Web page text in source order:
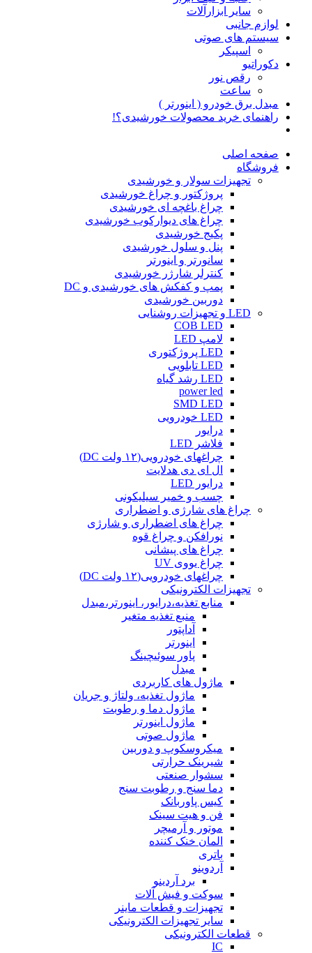
سایر ابزارآلات
لوازم جانبی
سیستم های صوتی
اسپیکر
دکوراتیو
رقص نور
ساعت
مبدل برق خودرو ( اینورتر )
راهنمای خرید محصولات خورشیدی؟!
صفحه اصلی
فروشگاه
تجهیزات سولار و خورشیدی
پروژکتور و چراغ خورشیدی
چراغ باغچه ای خورشیدی
چراغ های دیوارکوب خورشیدی
پکیج خورشیدی
پنل و سلول خورشیدی
سانورتر و اینورتر
کنترلر شارژر خورشیدی
پمپ و کفکش های خورشیدی و DC
دوربین خورشیدی
LED و تجهیزات روشنایی
COB LED
لامپ LED
LED پروژکتوری
LED تابلویی
LED رشد گیاه
power led
SMD LED
LED خودرویی
درایور
فلاشر LED
چراغهای خودرویی(۱۲ ولت DC)
ال ای دی هدلایت
درایور LED
چسب و خمیر سیلیکونی
چراغ های شارژی و اضطراری
چراغ های اضطراری و شارژی
نورافکن و چراغ قوه
چراغ های پیشانی
چراغ یووی UV
چراغهای خودرویی(۱۲ ولت DC)
تجهیزات الکترونیکی
منابع تغذیه،درایور، اینورتر،مبدل
منبع تغذیه متغیر
آداپتور
اینورتر
پاور سوئیچینگ
مبدل
ماژول های کاربردی
ماژول تغذیه، ولتاژ و جریان
ماژول دما و رطوبت
ماژول اینورتر
ماژول صوتی
میکروسکوپ و دوربین
شیرینک حرارتی
سشوار صنعتی
دما سنج و رطوبت سنج
کیس پاوربانک
فن و هیت سینک
موتور و آرمیچر
المان خنک کننده
باتری
آردوینو
برد آردینو
سوکت و فیش آلات
تجهیزات و قطعات ماینر
سایر تجهیزات الکترونیکی
قطعات الکترونیکی
IC